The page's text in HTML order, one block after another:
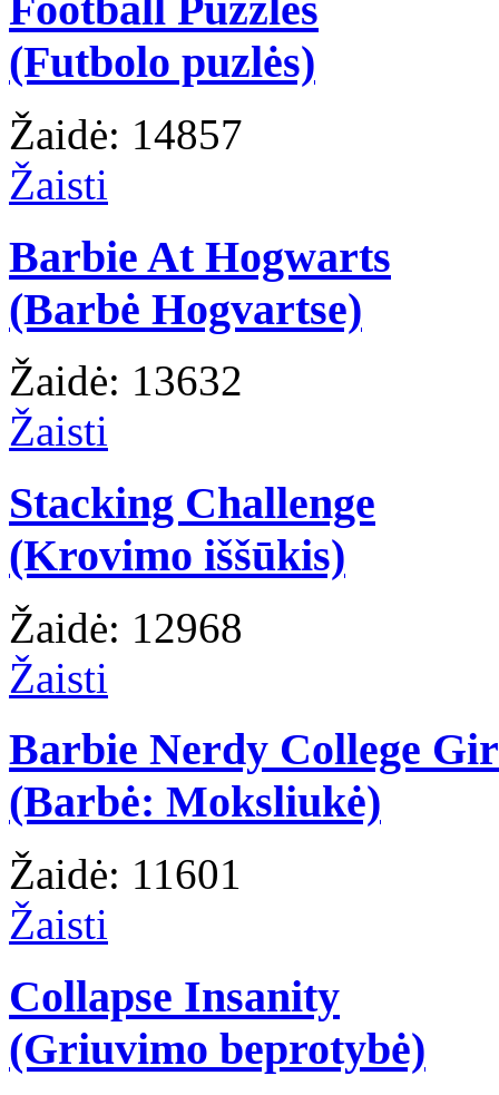
(Futbolo puzlės)
Žaidė: 14857
Žaisti
Barbie At Hogwarts
(Barbė Hogvartse)
Žaidė: 13632
Žaisti
Stacking Challenge
(Krovimo iššūkis)
Žaidė: 12968
Žaisti
Barbie Nerdy College
(Barbė: Moksliukė)
Žaidė: 11601
Žaisti
Collapse Insanity
(Griuvimo beprotybė)